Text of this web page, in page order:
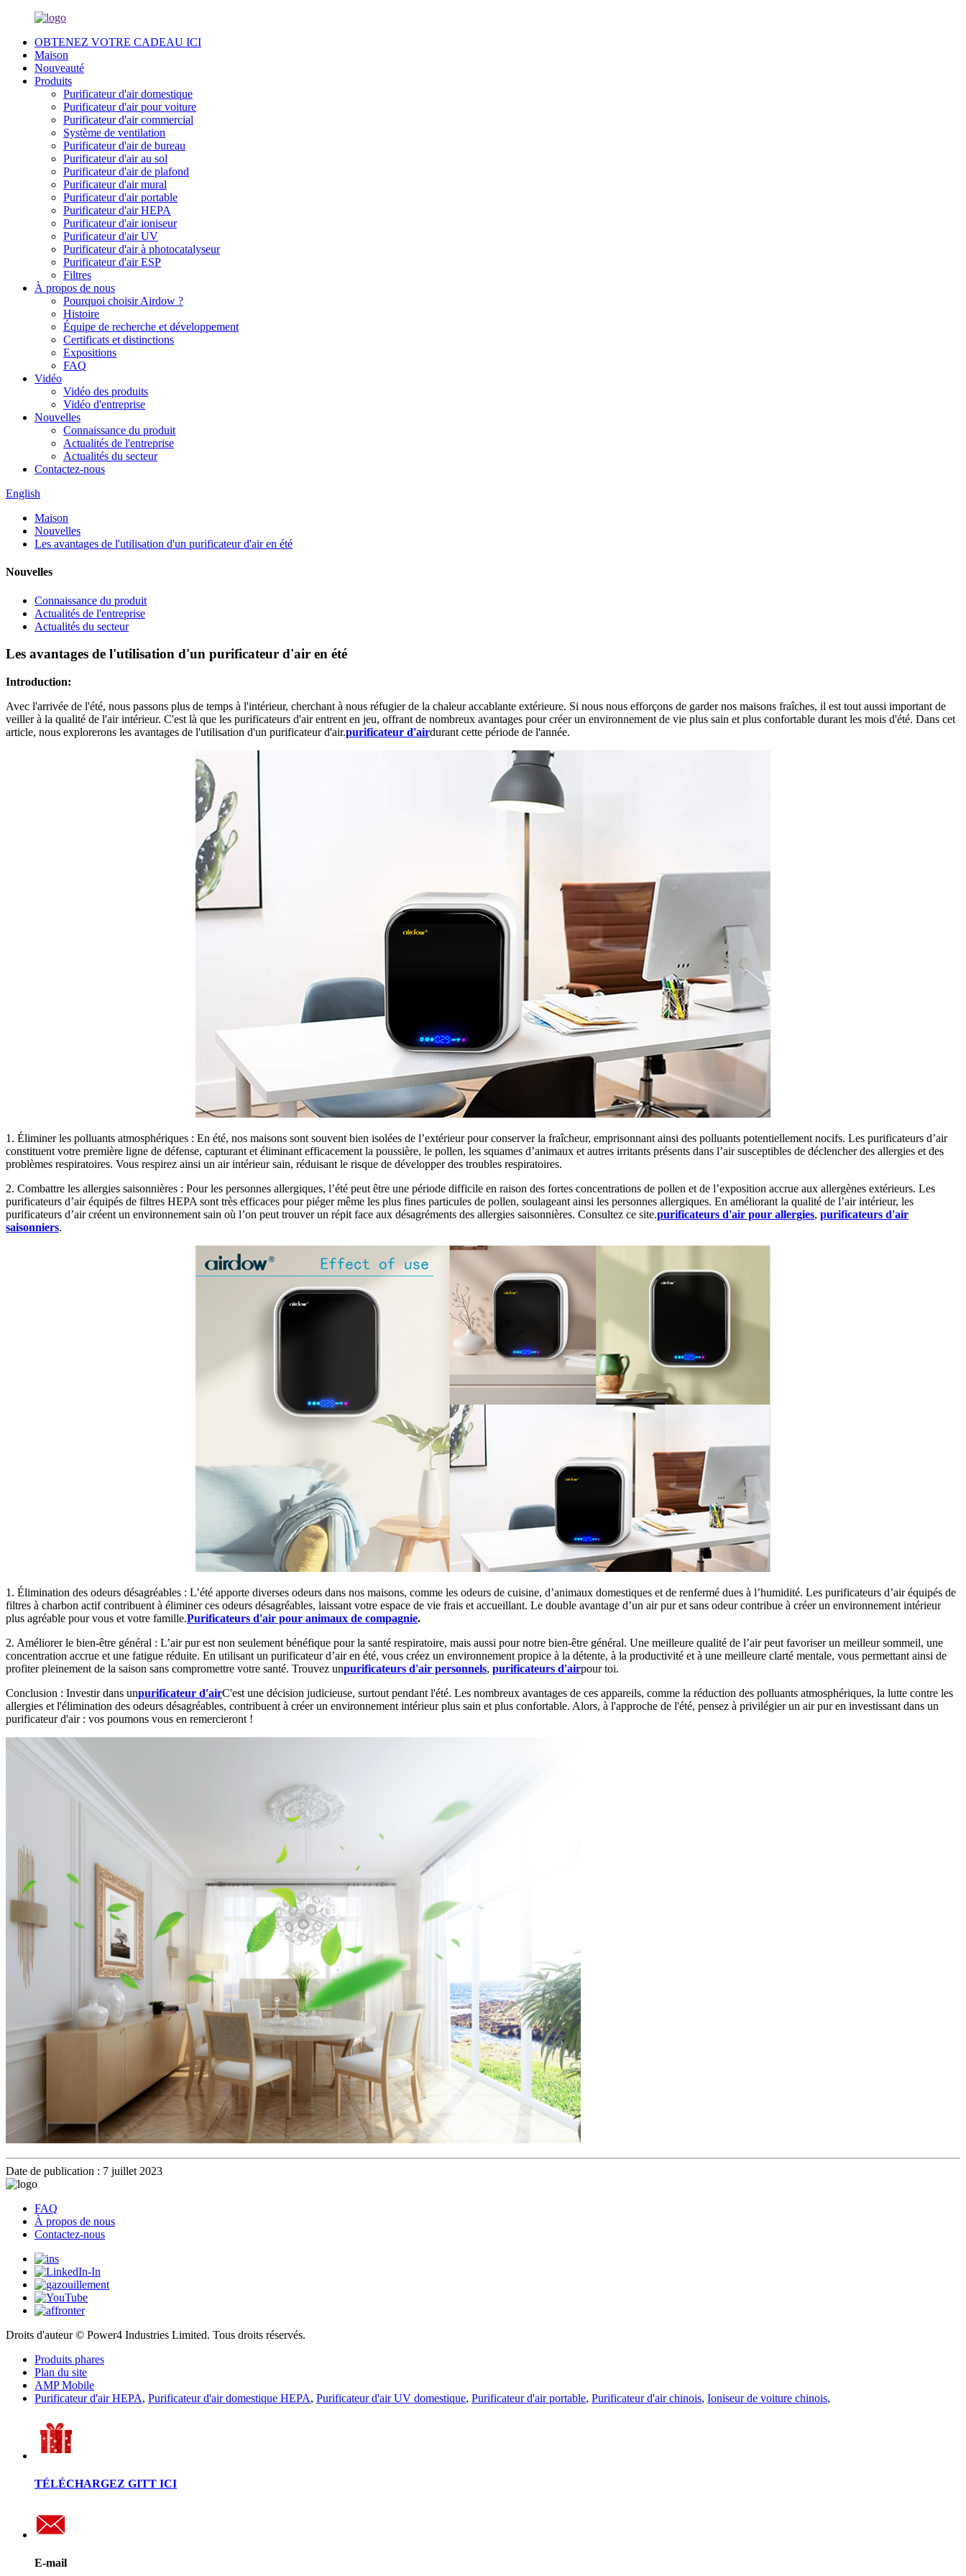
OBTENEZ VOTRE CADEAU ICI
Maison
Nouveauté
Produits
Purificateur d'air domestique
Purificateur d'air pour voiture
Purificateur d'air commercial
Système de ventilation
Purificateur d'air de bureau
Purificateur d'air au sol
Purificateur d'air de plafond
Purificateur d'air mural
Purificateur d'air portable
Purificateur d'air HEPA
Purificateur d'air ioniseur
Purificateur d'air UV
Purificateur d'air à photocatalyseur
Purificateur d'air ESP
Filtres
À propos de nous
Pourquoi choisir Airdow ?
Histoire
Équipe de recherche et développement
Certificats et distinctions
Expositions
FAQ
Vidéo
Vidéo des produits
Vidéo d'entreprise
Nouvelles
Connaissance du produit
Actualités de l'entreprise
Actualités du secteur
Contactez-nous
English
Maison
Nouvelles
Les avantages de l'utilisation d'un purificateur d'air en été
Nouvelles
Connaissance du produit
Actualités de l'entreprise
Actualités du secteur
Les avantages de l'utilisation d'un purificateur d'air en été
Introduction:
Avec l'arrivée de l'été, nous passons plus de temps à l'intérieur, cherchant à nous réfugier de la chaleur accablante extérieure. Si nous nous efforçons de garder nos maisons fraîches, il est tout aussi important de
veiller à la qualité de l'air intérieur. C'est là que les purificateurs d'air entrent en jeu, offrant de nombreux avantages pour créer un environnement de vie plus sain et plus confortable durant les mois d'été. Dans cet
article, nous explorerons les avantages de l'utilisation d'un purificateur d'air.purificateur d'airdurant cette période de l'année.
1. Éliminer les polluants atmosphériques : En été, nos maisons sont souvent bien isolées de l’extérieur pour conserver la fraîcheur, emprisonnant ainsi des polluants potentiellement nocifs. Les purificateurs d’air
constituent votre première ligne de défense, capturant et éliminant efficacement la poussière, le pollen, les squames d’animaux et autres irritants présents dans l’air susceptibles de déclencher des allergies et des
problèmes respiratoires. Vous respirez ainsi un air intérieur sain, réduisant le risque de développer des troubles respiratoires.
2. Combattre les allergies saisonnières : Pour les personnes allergiques, l’été peut être une période difficile en raison des fortes concentrations de pollen et de l’exposition accrue aux allergènes extérieurs. Les
purificateurs d’air équipés de filtres HEPA sont très efficaces pour piéger même les plus fines particules de pollen, soulageant ainsi les personnes allergiques. En améliorant la qualité de l’air intérieur, les
purificateurs d’air créent un environnement sain où l’on peut trouver un répit face aux désagréments des allergies saisonnières. Consultez ce site.purificateurs d'air pour allergies, purificateurs d'air
saisonniers.
1. Élimination des odeurs désagréables : L’été apporte diverses odeurs dans nos maisons, comme les odeurs de cuisine, d’animaux domestiques et de renfermé dues à l’humidité. Les purificateurs d’air équipés de
filtres à charbon actif contribuent à éliminer ces odeurs désagréables, laissant votre espace de vie frais et accueillant. Le double avantage d’un air pur et sans odeur contribue à créer un environnement intérieur
plus agréable pour vous et votre famille.Purificateurs d'air pour animaux de compagnie.
2. Améliorer le bien-être général : L’air pur est non seulement bénéfique pour la santé respiratoire, mais aussi pour notre bien-être général. Une meilleure qualité de l’air peut favoriser un meilleur sommeil, une
concentration accrue et une fatigue réduite. En utilisant un purificateur d’air en été, vous créez un environnement propice à la détente, à la productivité et à une meilleure clarté mentale, vous permettant ainsi de
profiter pleinement de la saison sans compromettre votre santé. Trouvez unpurificateurs d'air personnels, purificateurs d'airpour toi.
Conclusion : Investir dans unpurificateur d'airC'est une décision judicieuse, surtout pendant l'été. Les nombreux avantages de ces appareils, comme la réduction des polluants atmosphériques, la lutte contre les
allergies et l'élimination des odeurs désagréables, contribuent à créer un environnement intérieur plus sain et plus confortable. Alors, à l'approche de l'été, pensez à privilégier un air pur en investissant dans un
purificateur d'air : vos poumons vous en remercieront !
Date de publication : 7 juillet 2023
FAQ
À propos de nous
Contactez-nous
Droits d'auteur © Power4 Industries Limited. Tous droits réservés.
Produits phares
Plan du site
AMP Mobile
Purificateur d'air HEPA, Purificateur d'air domestique HEPA, Purificateur d'air UV domestique, Purificateur d'air portable, Purificateur d'air chinois, Ioniseur de voiture chinois,
TÉLÉCHARGEZ GITT ICI
E-mail